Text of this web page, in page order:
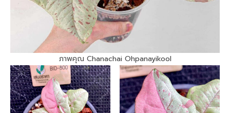
ภาพคุณ Chanachai Ohpanayikool